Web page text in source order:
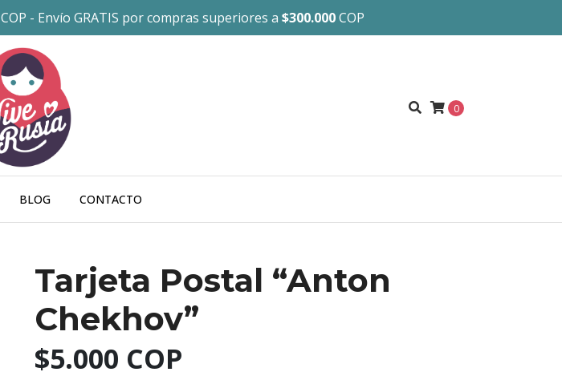
COP - Envío GRATIS por compras superiores a $300.000COP
0
BLOG CONTACTO
Tarjeta Postal “Anton
Chekhov”
$5.000 COP